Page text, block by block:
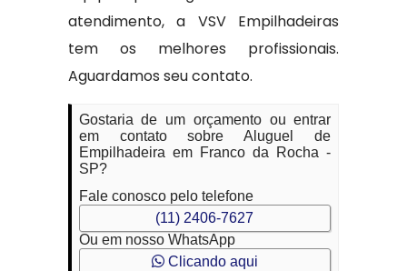
atendimento, a VSV Empilhadeiras
tem os melhores profissionais.
Aguardamos seu contato.
Gostaria de um orçamento ou entrar
em contato sobre Aluguel de
Empilhadeira em Franco da Rocha -
SP?
Fale conosco pelo telefone
(11) 2406-7627
Ou em nosso WhatsApp
Clicando aqui